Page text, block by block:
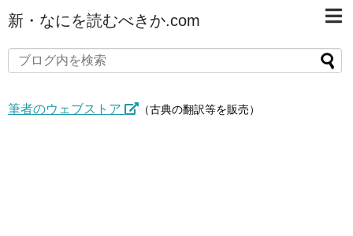
新・なにを読むべきか.com
筆者のウェブストア （古典の翻訳等を販売）